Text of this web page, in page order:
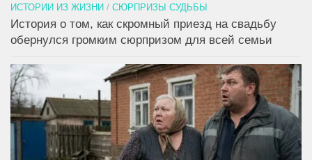
ИСТОРИИ ИЗ ЖИЗНИ / СЮРПРИЗЫ СУДЬБЫ
История о том, как скромный приезд на свадьбу
обернулся громким сюрпризом для всей семьи